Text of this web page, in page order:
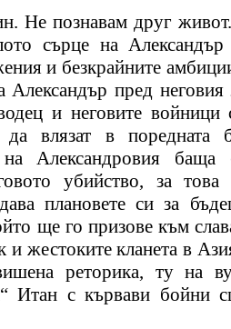
Не познавам друг
сърце на
и безкрайните
Александър пред
и неговите войници
влязат в поредната
на Александровия
убийство, за
плановете си за
ще го призове към
и жестоките кланета в
реторика, ту на
Итан с кървави бойни